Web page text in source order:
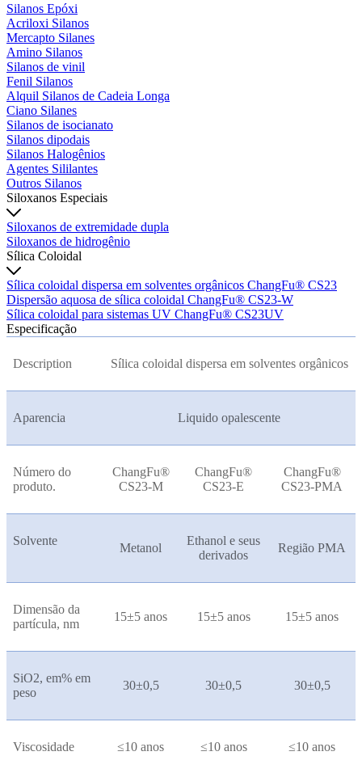
Silanos Epóxi
Acriloxi Silanos
Mercapto Silanes
Amino Silanos
Silanos de vinil
Fenil Silanos
Alquil Silanos de Cadeia Longa
Ciano Silanes
Silanos de isocianato
Silanos dipodais
Silanos Halogênios
Agentes Sililantes
Outros Silanos
Siloxanos Especiais
Siloxanos de extremidade dupla
Siloxanos de hidrogênio
Sílica Coloidal
Sílica coloidal dispersa em solventes orgânicos ChangFu® CS23
Dispersão aquosa de sílica coloidal ChangFu® CS23-W
Sílica coloidal para sistemas UV ChangFu® CS23UV
Especificação
Description Sílica coloidal dispersa em solventes orgânicos
Aparencia Liquido opalescente
Número do
produto.
ChangFu®
CS23-M
ChangFu®
CS23-E
ChangFu®
CS23-PMA
Solvente
Metanol
Ethanol e seus
derivados
Região PMA
Dimensão da
partícula, nm
15±5 anos 15±5 anos 15±5 anos
SiO2, em% em
peso
30±0,5 30±0,5 30±0,5
Viscosidade ≤10 anos ≤10 anos ≤10 anos